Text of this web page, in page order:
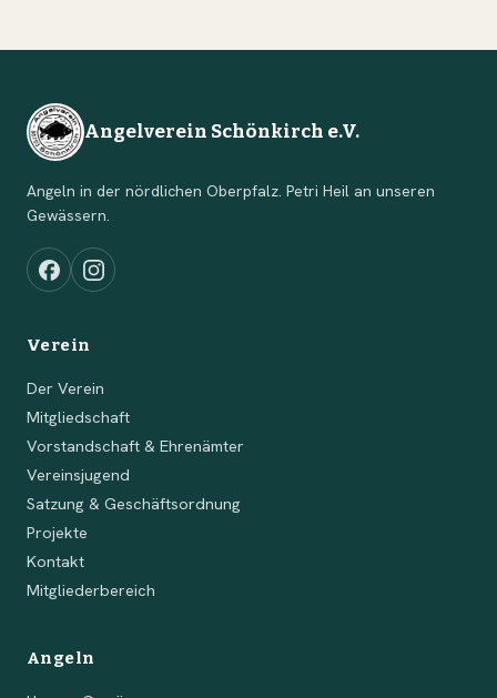
Angelverein Schönkirch e.V.
Angeln in der nördlichen Oberpfalz. Petri Heil an unseren
Gewässern.
Verein
Der Verein
Mitgliedschaft
Vorstandschaft & Ehrenämter
Vereinsjugend
Satzung & Geschäftsordnung
Projekte
Kontakt
Mitgliederbereich
Angeln